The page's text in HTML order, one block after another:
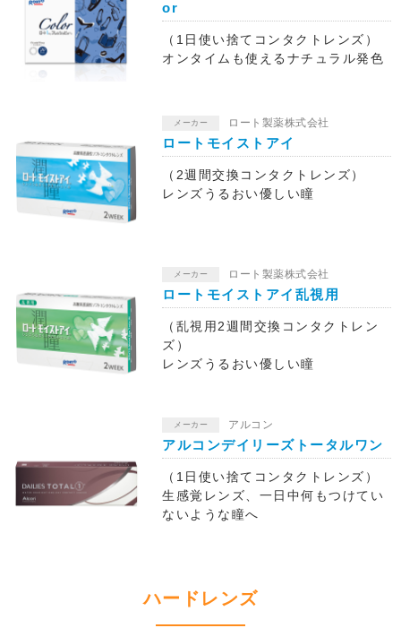
or
（1日使い捨てコンタクトレンズ）
オンタイムも使えるナチュラル発色
メーカー ロート製薬株式会社
ロートモイストアイ
（2週間交換コンタクトレンズ）
レンズうるおい優しい瞳
メーカー ロート製薬株式会社
ロートモイストアイ乱視用
（乱視用2週間交換コンタクトレン
ズ）
レンズうるおい優しい瞳
メーカー アルコン
アルコンデイリーズトータルワン
（1日使い捨てコンタクトレンズ）
生感覚レンズ、一日中何もつけてい
ないような瞳へ
ハードレンズ